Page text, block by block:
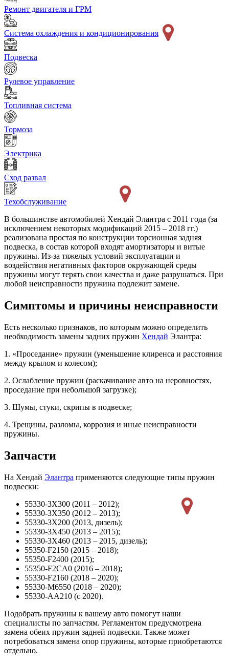
Ремонт двигателя и ГРМ
Система охлаждения и кондиционирования
Подвеска
Рулевое управление
Топливная система
Тормоза
Электрика
Сход развал
Техобслуживание
В большинстве автомобилей Хендай Элантра с 2011 года (за
исключением некоторых модификаций 2015 – 2018 гг.)
реализована простая по конструкции торсионная задняя
подвеска, в состав которой входят амортизаторы и витые
пружины. Из-за тяжелых условий эксплуатации и
воздействия негативных факторов окружающей среды
пружины могут терять свои качества и даже разрушаться. При
любой неисправности пружина подлежит замене.
Симптомы и причины неисправности
Есть несколько признаков, по которым можно определить
необходимость замены задних пружин Хендай Элантра:
1. «Проседание» пружин (уменьшение клиренса и расстояния
между крылом и колесом);
2. Ослабление пружин (раскачивание авто на неровностях,
проседание при небольшой загрузке);
3. Шумы, стуки, скрипы в подвеске;
4. Трещины, разломы, коррозия и иные неисправности
пружины.
Запчасти
На Хендай Элантра применяются следующие типы пружин
подвески:
55330-3X300 (2011 – 2012);
55330-3X350 (2012 – 2013);
55330-3X200 (2013, дизель);
55330-3X450 (2013 – 2015);
55330-3X460 (2013 – 2015, дизель);
55350-F2150 (2015 – 2018);
55350-F2400 (2015);
55350-F2CA0 (2016 – 2018);
55330-F2160 (2018 – 2020);
55330-M6550 (2018 – 2020);
55330-AA210 (с 2020).
Подобрать пружины к вашему авто помогут наши
специалисты по запчастям. Регламентом предусмотрена
замена обеих пружин задней подвески. Также может
потребоваться замена опор пружины, которые приобретаются
отдельно.